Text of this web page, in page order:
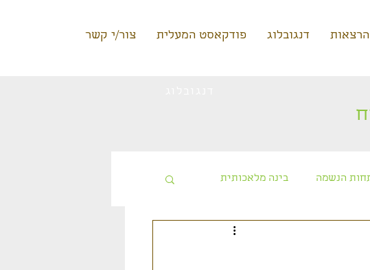
הרצאות דנגובלוג פודקאסט המעלית צור/י קשר
הנשמה בינה מלאכותית
מפגשי טעינה ללא תשלום